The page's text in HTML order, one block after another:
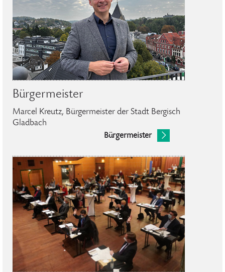
Bürgermeister
Marcel Kreutz, Bürgermeister der Stadt Bergisch
Gladbach
Bürgermeister